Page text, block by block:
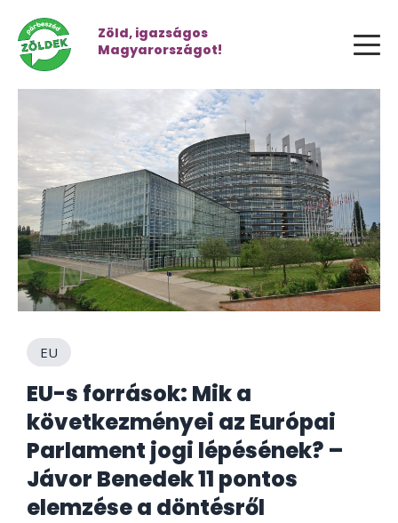
Zöld, igazságos
Magyarországot!
EU
EU-s források: Mik a
következményei az Európai
Parlament jogi lépésének? –
Jávor Benedek 11 pontos
elemzése a döntésről